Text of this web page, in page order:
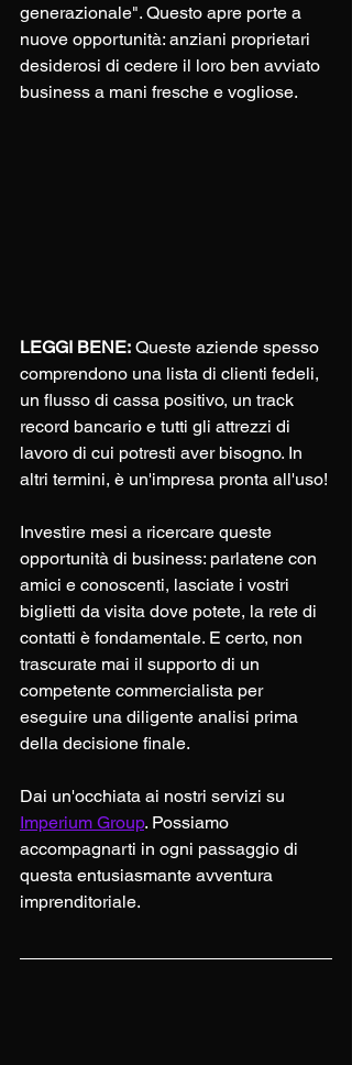
generazionale". Questo apre porte a
nuove opportunità: anziani proprietari
desiderosi di cedere il loro ben avviato
business a mani fresche e vogliose.
LEGGI BENE: Queste aziende spesso
comprendono una lista di clienti fedeli,
un flusso di cassa positivo, un track
record bancario e tutti gli attrezzi di
lavoro di cui potresti aver bisogno. In
altri termini, è un'impresa pronta all'uso!
Investire mesi a ricercare queste
opportunità di business: parlatene con
amici e conoscenti, lasciate i vostri
biglietti da visita dove potete, la rete di
contatti è fondamentale. E certo, non
trascurate mai il supporto di un
competente commercialista per
eseguire una diligente analisi prima
della decisione finale.
Dai un'occhiata ai nostri servizi su
Imperium Group. Possiamo
accompagnarti in ogni passaggio di
questa entusiasmante avventura
imprenditoriale.